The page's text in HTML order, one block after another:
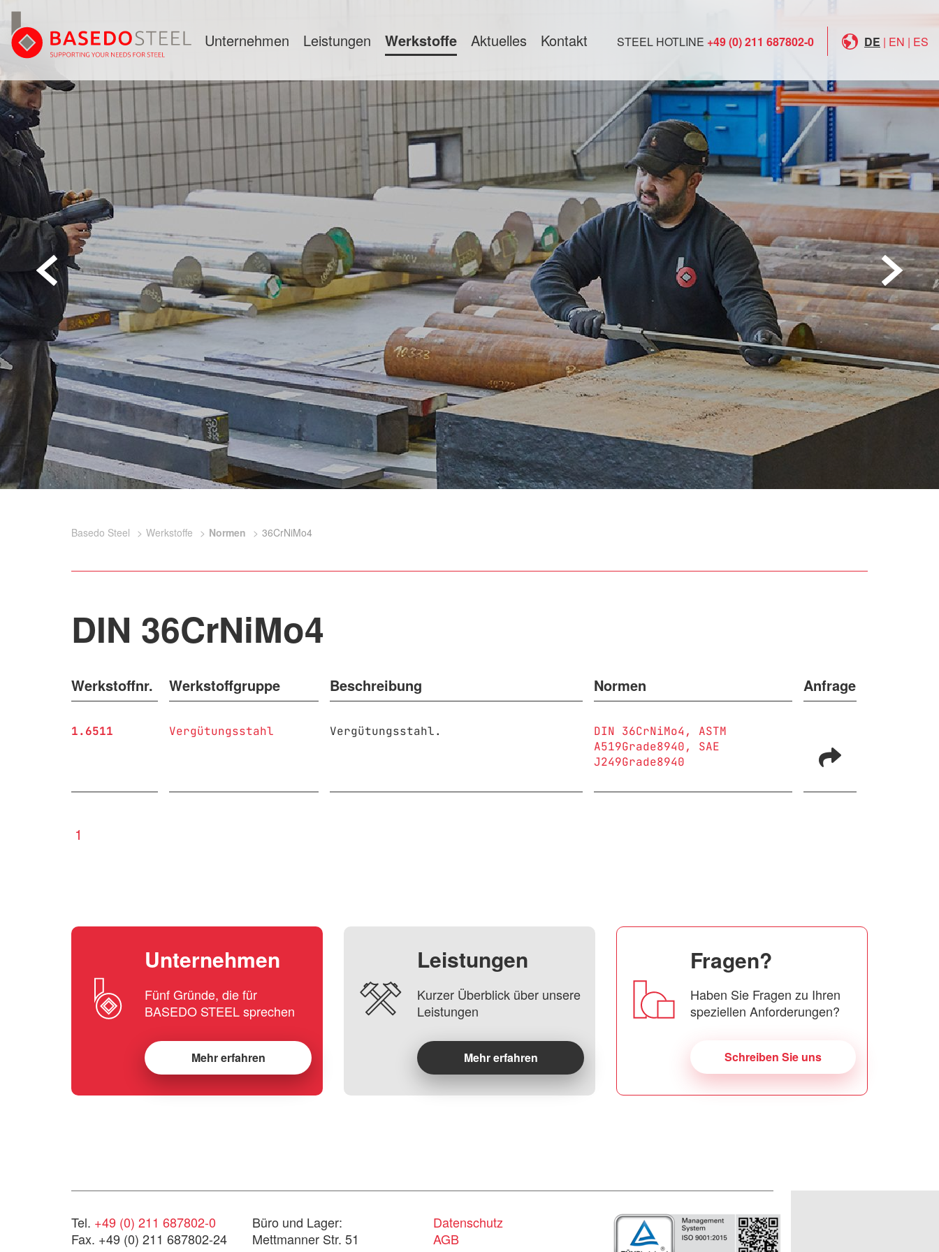
Unternehmen Leistungen Werkstoffe Aktuelles Kontakt STEEL HOTLINE +49 (0) 211 687802-0 DE | EN | ES
Basedo Steel Werkstoffe Normen 36CrNiMo4
DIN 36CrNiMo4
Werkstoffnr. Werkstoffgruppe Beschreibung Normen Anfrage
1.6511 Vergütungsstahl Vergütungsstahl. DIN 36CrNiMo4
ASTM
A519Grade8940
SAE
J249Grade8940
1
Unternehmen
Fünf Gründe, die für
BASEDO STEEL sprechen
Mehr erfahren
Leistungen
Kurzer Überblick über unsere
Leistungen
Mehr erfahren
Fragen?
Haben Sie Fragen zu Ihren
speziellen Anforderungen?
Schreiben Sie uns
Tel. +49 (0) 211 687802-0
Fax. +49 (0) 211 687802-24
Büro und Lager:
Mettmanner Str. 51
Datenschutz
AGB